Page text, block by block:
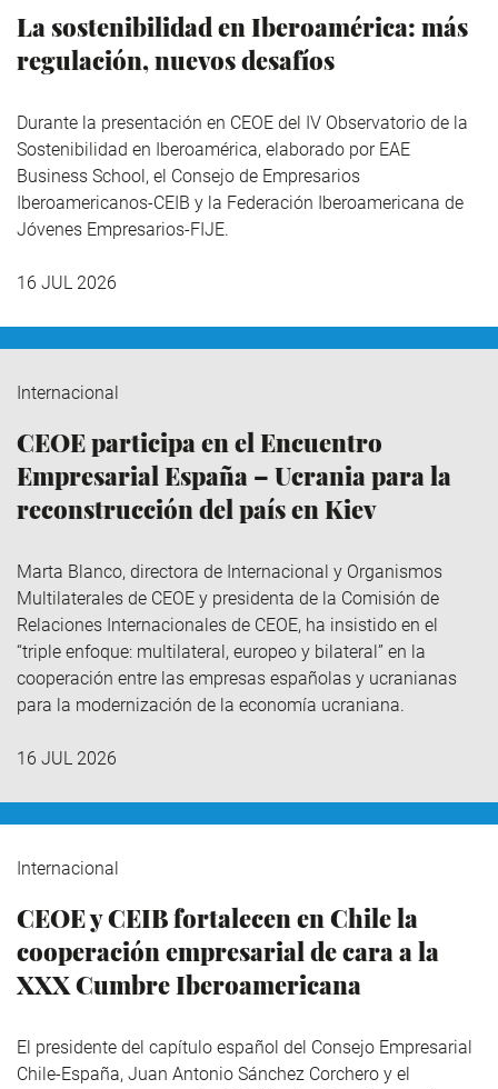
La sostenibilidad en Iberoamérica: más
regulación, nuevos desafíos
Durante la presentación en CEOE del IV Observatorio de la
Sostenibilidad en Iberoamérica, elaborado por EAE
Business School, el Consejo de Empresarios
Iberoamericanos-CEIB y la Federación Iberoamericana de
Jóvenes Empresarios-FIJE.
16 JUL 2026
Internacional
CEOE participa en el Encuentro
Empresarial España – Ucrania para la
reconstrucción del país en Kiev
Marta Blanco, directora de Internacional y Organismos
Multilaterales de CEOE y presidenta de la Comisión de
Relaciones Internacionales de CEOE, ha insistido en el
“triple enfoque: multilateral, europeo y bilateral” en la
cooperación entre las empresas españolas y ucranianas
para la modernización de la economía ucraniana.
16 JUL 2026
Internacional
CEOE y CEIB fortalecen en Chile la
cooperación empresarial de cara a la
XXX Cumbre Iberoamericana
El presidente del capítulo español del Consejo Empresarial
Chile-España, Juan Antonio Sánchez Corchero y el